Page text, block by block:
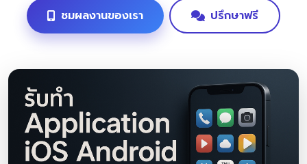
ชมผลงานของเรา ปรึกษาฟรี